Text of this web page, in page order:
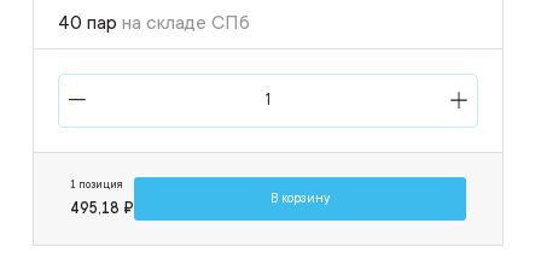
40 пар на складе СПб
1 позиция
495,18 ₽
В корзину